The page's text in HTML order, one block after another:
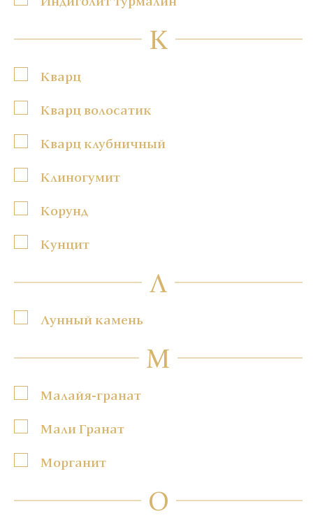
К
Кварц
Кварц волосатик
Кварц клубничный
Клиногумит
Корунд
Кунцит
Л
Лунный камень
М
Малайя-гранат
Мали Гранат
Морганит
О